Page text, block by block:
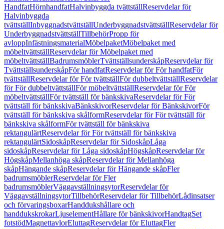
HandfatHörnhandfatHalvinbyggda tvättställReservdelar för
Halvinbyggda
tvättställInbyggnadstvättställUnderbyggnadstvättställReservdelar för
UnderbyggnadstvättställTillbehörPropp för
avloppInfästningsmaterialMöbelpaketMöbelpaket med
möbeltvättställReservdelar för Möbelpaket med
möbeltvättställBadrumsmöblerTvättställsunderskåpReservdelar för
TvättställsunderskåpFör handfatReservdelar för För handfatFör
tvättställReservdelar för För tvättställFör dubbeltvättställReservdelar
för För dubbeltvättställFör möbeltvättställReservdelar för För
möbeltvättställFör tvättställ för bänkskivaReservdelar för För
tvättställ för bänkskivaBänkskivorReservdelar för BänkskivorFör
tvättställ för bänkskiva skålformReservdelar för För tvättställ för
bänkskiva skålformFör tvättställ för bänkskiva
rektangulärtReservdelar för För tvättställ för bänkskiva
rektangulärtSidoskåpReservdelar för SidoskåpLåga
sidoskåpReservdelar för Låga sidoskåpHögskåpReservdelar för
HögskåpMellanhöga skåpReservdelar för Mellanhöga
skåpHängande skåpReservdelar för Hängande skåpFler
badrumsmöblerReservdelar för Fler
badrumsmöblerVäggavställningsytorReservdelar för
VäggavställningsytorTillbehörReservdelar för TillbehörLådinsatser
och förvaringsboxarHanddukshållare och
handdukskrokarLjuselementHållare för bänkskivorHandtagSet
fotstödMagnettavlorEluttagReservdelar för EluttagFler